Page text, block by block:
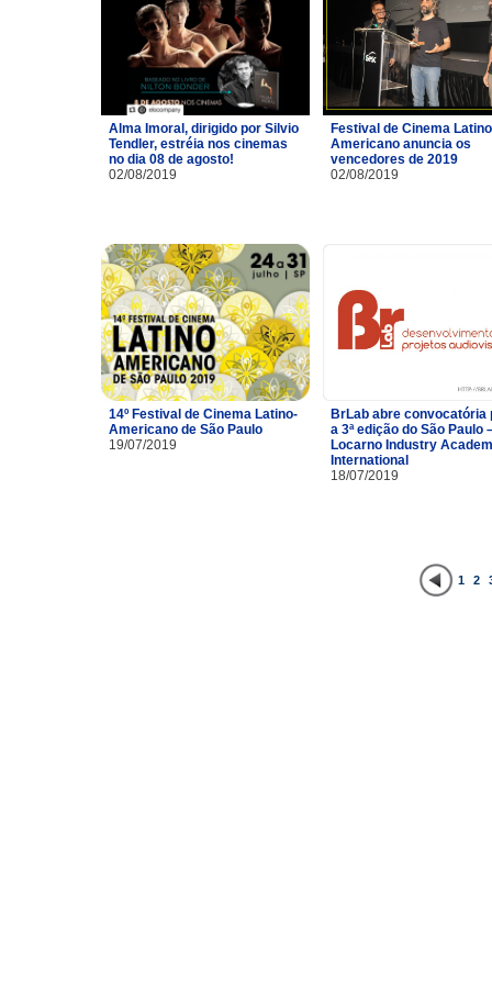
Alma Imoral, dirigido por Silvio
Tendler, estréia nos cinemas
no dia 08 de agosto!
02/08/2019
Festival de Cinema
Americano anuncia os
vencedores de 2019
02/08/2019
14º Festival de Cinema Latino-
Americano de São Paulo
19/07/2019
BrLab abre convocatória
a 3ª edição do São Paulo
Locarno Industry
International
18/07/2019
1 2